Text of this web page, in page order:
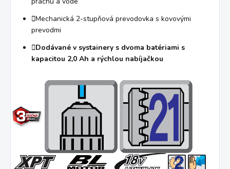
Mechanická 2-stupňová prevodovka s kovovými
prevodmi
Dodávané v systainery s dvoma batériami s
kapacitou 2,0 Ah a rýchlou nabíjačkou